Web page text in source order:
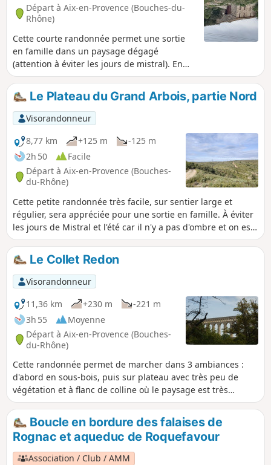
Départ à Aix-en-Provence (Bouches-du-
Rhône)
Cette courte randonnée permet une sortie
en famille dans un paysage dégagé
(attention à éviter les jours de mistral). En
été on peut rencontrer, sur le plateau, le
troupeau de chèvres rousses, il s'agit de
Chèvres du Rove. Cette randonnée est
parsemée de panneaux explicatifs sur
l'environnement rencontré.
Le Plateau du Grand Arbois, partie Nord
Visorandonneur
8,77 km
+125 m
-125 m
2h 50
Facile
Départ à Aix-en-Provence (Bouches-
du-Rhône)
Cette petite randonnée très facile, sur sentier large et
régulier, sera appréciée pour une sortie en famille. À éviter
les jours de Mistral et l'été car il n'y a pas d'ombre et on est
sur le plateau, donc très exposé au vent. Belles vues
dégagées sur Aix-en-Provence, Éguilles, la Chaîne de
l'Étoile, Gardanne et la Sainte-Victoire.
Le Collet Redon
Visorandonneur
11,36 km
+230 m
-221 m
3h 55
Moyenne
Départ à Aix-en-Provence (Bouches-
du-Rhône)
Cette randonnée permet de marcher dans 3 ambiances :
d'abord en sous-bois, puis sur plateau avec très peu de
végétation et à flanc de colline où le paysage est très
aérien. Le départ est tout d'abord un single montant pour
atteindre la hauteur de l'aqueduc de Roquevafour. Ensuite
le chemin est beaucoup plus large et très praticable. C'est
après le Domaine de Meynes que le paysage change pour
présenter un plateau.
Boucle en bordure des falaises de
Rognac et aqueduc de Roquefavour
Association / Club / AMM